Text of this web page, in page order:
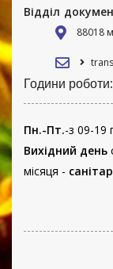
Відділ
88018
Години роботи:
Пн.-Пт.-з 09-19
Вихідний день
місяця -